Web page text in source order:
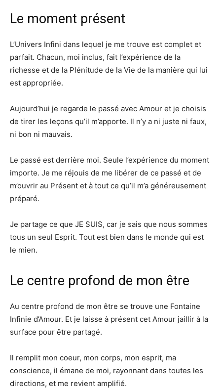
Le moment présent
L’Univers Infini dans lequel je me trouve est complet et
parfait. Chacun, moi inclus, fait l’expérience de la
richesse et de la Plénitude de la Vie de la manière qui lui
est appropriée.
Aujourd’hui je regarde le passé avec Amour et je choisis
de tirer les leçons qu’il m’apporte. Il n’y a ni juste ni faux,
ni bon ni mauvais.
Le passé est derrière moi. Seule l’expérience du moment
importe. Je me réjouis de me libérer de ce passé et de
m’ouvrir au Présent et à tout ce qu’il m’a généreusement
préparé.
Je partage ce que JE SUIS, car je sais que nous sommes
tous un seul Esprit. Tout est bien dans le monde qui est
le mien.
Le centre profond de mon être
Au centre profond de mon être se trouve une Fontaine
Infinie d’Amour. Et je laisse à présent cet Amour jaillir à la
surface pour être partagé.
Il remplit mon coeur, mon corps, mon esprit, ma
conscience, il émane de moi, rayonnant dans toutes les
directions, et me revient amplifié.